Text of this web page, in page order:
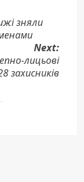
зняли
Next:
лицьові
захисників